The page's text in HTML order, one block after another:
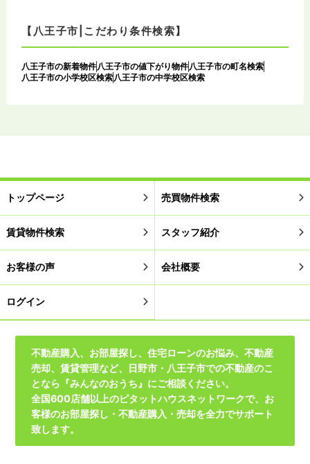
【八王子市|こだわり条件検索】
八王子市の新着物件 八王子市の値下がり物件 八王子市の町名検索
八王子市の小学校区検索 八王子市の中学校区検索
トップページ 売買物件検索
賃貸物件検索 スタッフ紹介
お客様の声 会社概要
ログイン
不動産購入、お部屋探し、住宅ローンのお悩み、不動産
売却、賃貸管理など、日野市・八王子市での不動産のこ
となら『みんなのおうち』にご相談ください。
全国600店舗以上のピタットハウスネットワークで、お
客様のお部屋探し・不動産購入・売却を全力でサポート
致します。